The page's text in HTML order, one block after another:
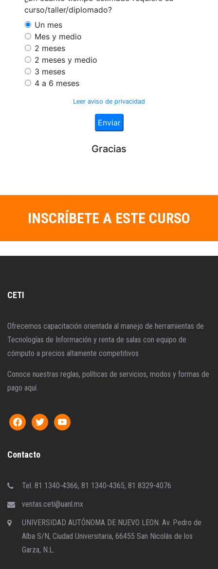
INSCRÍBETE A ESTE CURSO
CETI
Ofrecemos capacitación orientada al manejo de herramientas de
Tecnologías de Información y renta de salas con equipo de
cómputo a precios altamente competitivos
Conoce nuestras reglas, políticas de servicios, modos y formas de
pago aquí.
Contacto
Tel. 81 1340-4366, 81 1340-4365, 81 8329-4076
ventas.ceti@uanl.mx
UNIVERSIDAD AUTÓNOMA DE NUEVO LEON. Av. Pedro de
Alba S/N, Ciudad Universitaria, 66455 San Nicolás de los
Garza, N.L.